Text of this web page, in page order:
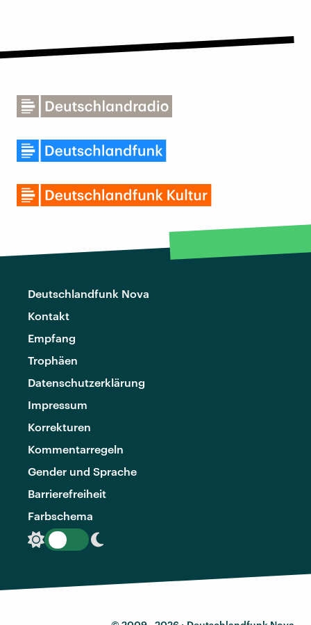
Deutschlandfunk Nova
Kontakt
Empfang
Trophäen
Datenschutzerklärung
Impressum
Korrekturen
Kommentarregeln
Gender und Sprache
Barrierefreiheit
Farbschema